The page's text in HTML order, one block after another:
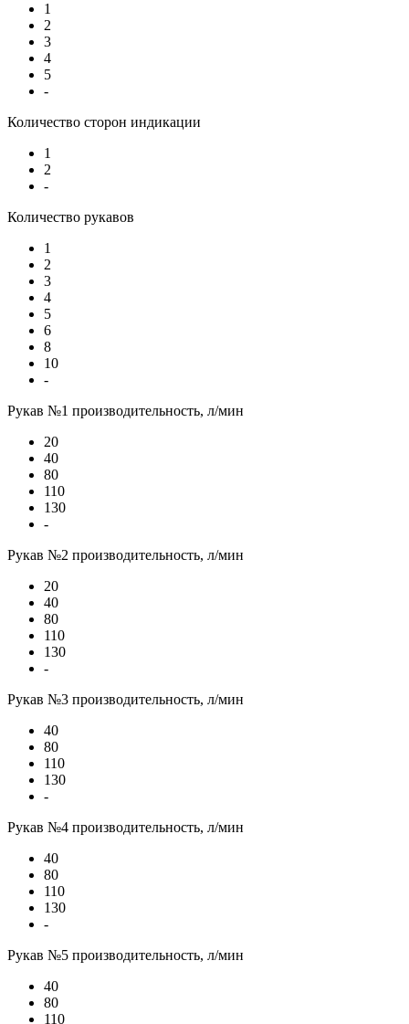
1
2
3
4
5
-
Количество сторон индикации
1
2
-
Количество рукавов
1
2
3
4
5
6
8
10
-
Рукав №1 производительность, л/мин
20
40
80
110
130
-
Рукав №2 производительность, л/мин
20
40
80
110
130
-
Рукав №3 производительность, л/мин
40
80
110
130
-
Рукав №4 производительность, л/мин
40
80
110
130
-
Рукав №5 производительность, л/мин
40
80
110